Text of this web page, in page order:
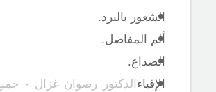
الشعور بالبرد.
ألم المفاصل.
الصداع.
الإقياء الدكتور رضوان غزال -